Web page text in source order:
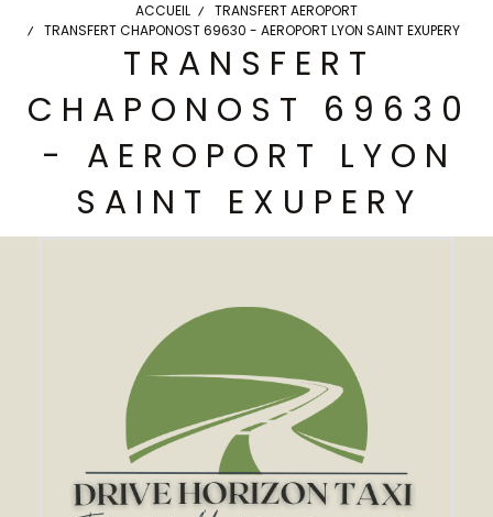
ACCUEIL
TRANSFERT AEROPORT
TRANSFERT CHAPONOST 69630 - AEROPORT LYON SAINT EXUPERY
TRANSFERT
CHAPONOST 69630
- AEROPORT LYON
SAINT EXUPERY